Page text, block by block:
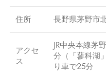
住所 長野県茅野市
アクセ
ス
JR中央本線
分（「蓼科湖
り車で25分